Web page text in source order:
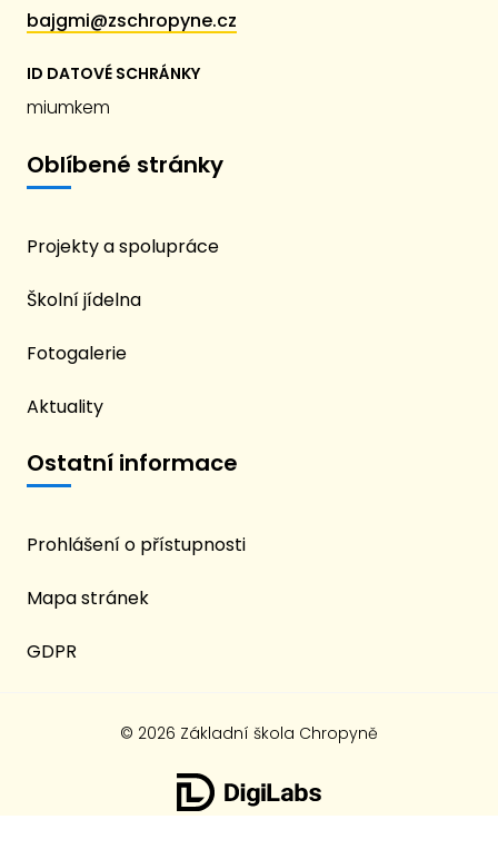
bajgmi@zschropyne.cz
ID DATOVÉ SCHRÁNKY
miumkem
Oblíbené stránky
Projekty a spolupráce
Školní jídelna
Fotogalerie
Aktuality
Ostatní informace
Prohlášení o přístupnosti
Mapa stránek
GDPR
© 2026 Základní škola Chropyně